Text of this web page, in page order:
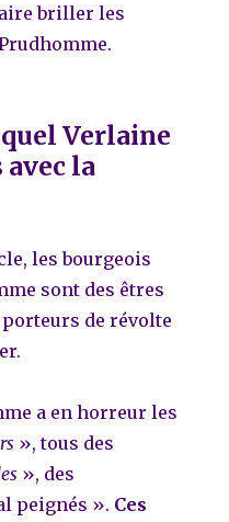
briller les
Verlaine
avec la
les bourgeois
sont des êtres
de révolte
a en horreur les
», tous des
», des
peignés ». Ces